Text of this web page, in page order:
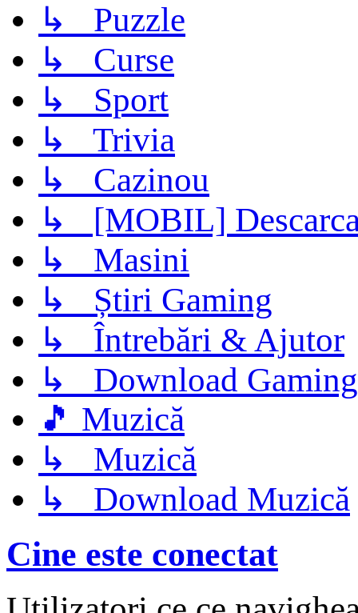
↳ Puzzle
↳ Curse
↳ Sport
↳ Trivia
↳ Cazinou
↳ [MOBIL]
↳ Masini
↳ Știri Gaming
↳ Întrebări & Ajutor
↳ Download Gaming
🎵 Muzică
↳ Muzică
↳ Download Muzică
Cine este conectat